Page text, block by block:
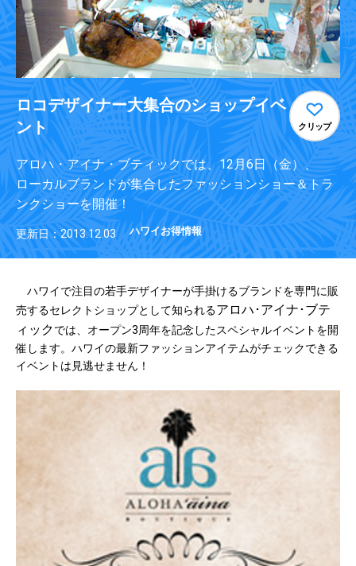
ロコデザイナー大集合のショップイベ
ント
クリップ
アロハ・アイナ・ブティックでは、12月6日（金）、
ローカルブランドが集合したファッションショー＆トラ
ンクショーを開催！
更新日：2013.12.03 ハワイお得情報
ハワイで注目の若手デザイナーが手掛けるブランドを専門に販
売するセレクトショップとして知られるアロハ･アイナ･ブテ
ィックでは、オープン3周年を記念したスペシャルイベントを開
催します。ハワイの最新ファッションアイテムがチェックできる
イベントは見逃せません！